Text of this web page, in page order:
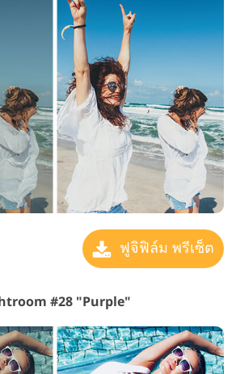
ฟูจิฟิล์ม พรีเซ็ต
#28 "Purple"